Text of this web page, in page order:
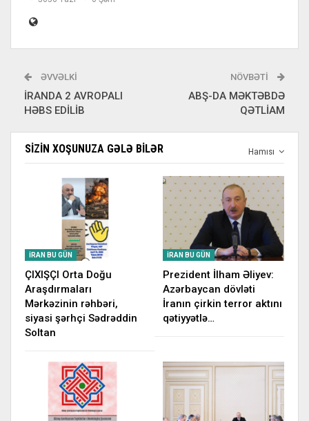
ƏVVƏLKI
İRANDA 2 AVROPALI
HƏBS EDİLİB
NÖVBƏTI
ABŞ-DA MƏKTƏBDƏ
QƏTLİAM
Hamısı
SIZIN XOŞUNUZA GƏLƏ BILƏR
İRAN BU GÜN
ÇIXIŞÇI Orta Doğu
Araşdırmaları
Mərkəzinin rəhbəri,
siyasi şərhçi Sədrəddin
Soltan
İRAN BU GÜN
Prezident İlham Əliyev:
Azərbaycan dövləti
İranın çirkin terror aktını
qətiyyətlə…